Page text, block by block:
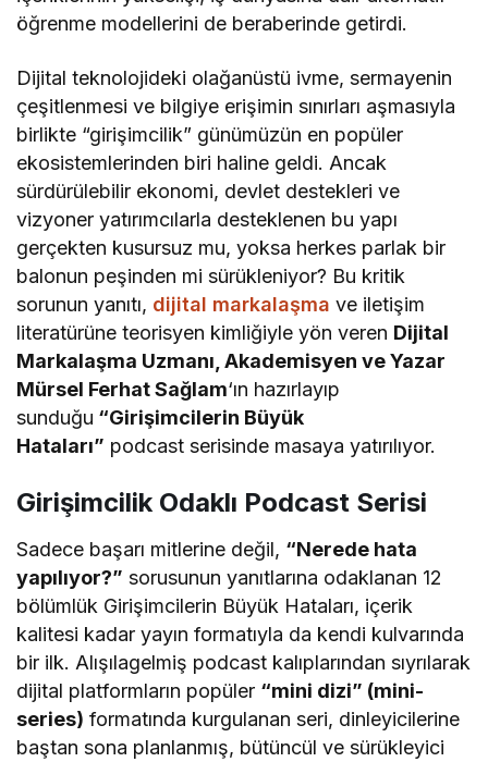
öğrenme modellerini de beraberinde getirdi.
Dijital teknolojideki olağanüstü ivme, sermayenin
çeşitlenmesi ve bilgiye erişimin sınırları aşmasıyla
birlikte “girişimcilik” günümüzün en popüler
ekosistemlerinden biri haline geldi. Ancak
sürdürülebilir ekonomi, devlet destekleri ve
vizyoner yatırımcılarla desteklenen bu yapı
gerçekten kusursuz mu, yoksa herkes parlak bir
balonun peşinden mi sürükleniyor? Bu kritik
sorunun yanıtı, dijital markalaşma ve iletişim
literatürüne teorisyen kimliğiyle yön veren Dijital
Markalaşma Uzmanı, Akademisyen ve Yazar
Mürsel Ferhat Sağlam‘ın hazırlayıp
sunduğu “Girişimcilerin Büyük
Hataları” podcast serisinde masaya yatırılıyor.
Girişimcilik Odaklı Podcast Serisi
Sadece başarı mitlerine değil, “Nerede hata
yapılıyor?” sorusunun yanıtlarına odaklanan 12
bölümlük Girişimcilerin Büyük Hataları, içerik
kalitesi kadar yayın formatıyla da kendi kulvarında
bir ilk. Alışılagelmiş podcast kalıplarından sıyrılarak
dijital platformların popüler “mini dizi” (mini-
series) formatında kurgulanan seri, dinleyicilerine
baştan sona planlanmış, bütüncül ve sürükleyici